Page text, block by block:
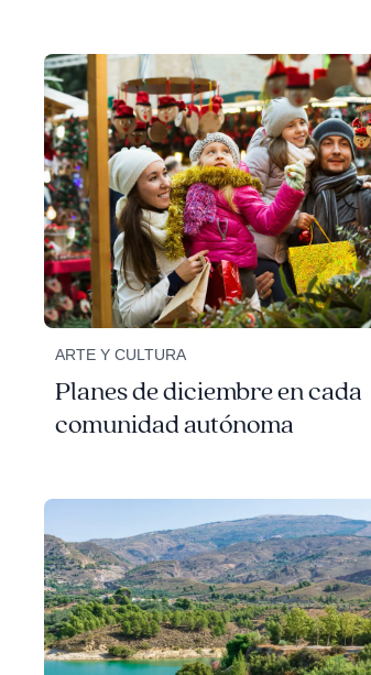
ARTE Y CULTURA
Planes de diciembre en cada
comunidad autónoma